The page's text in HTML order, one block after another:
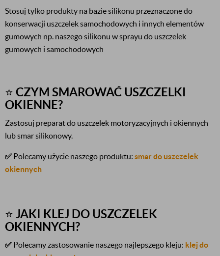
Stosuj tylko produkty na bazie silikonu przeznaczone do
konserwacji uszczelek samochodowych i innych elementów
gumowych np. naszego silikonu w sprayu do uszczelek
gumowych i samochodowych
⭐ CZYM SMAROWAĆ USZCZELKI
OKIENNE?
Zastosuj preparat do uszczelek motoryzacyjnych i okiennych
lub smar silikonowy.
✅ Polecamy użycie naszego produktu: smar do uszczelek
okiennych
⭐ JAKI KLEJ DO USZCZELEK
OKIENNYCH?
✅ Polecamy zastosowanie naszego najlepszego kleju: klej do